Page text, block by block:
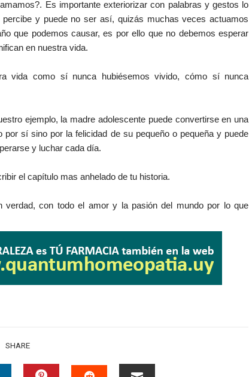
Es importante exteriorizar con palabras y gestos lo
y puede no ser así, quizás muchas veces actuamos
que podemos causar, es por ello que no debemos esperar
en nuestra vida.
vida como sí nunca hubiésemos vivido, cómo sí nunca
ejemplo, la madre adolescente puede convertirse en una
sí sino por la felicidad de su pequeño o pequeña y puede
y luchar cada día.
el capítulo mas anhelado de tu historia.
con todo el amor y la pasión del mundo por lo que
SHARE